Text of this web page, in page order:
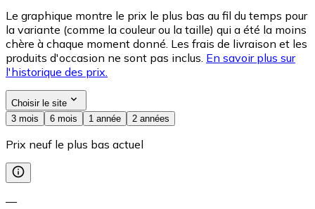
Le graphique montre le prix le plus bas au fil du temps pour
la variante (comme la couleur ou la taille) qui a été la moins
chère à chaque moment donné. Les frais de livraison et les
produits d'occasion ne sont pas inclus. En savoir plus sur
l'historique des prix.
Choisir le site
3 mois
6 mois 1 année 2 années
Prix neuf le plus bas actuel
—